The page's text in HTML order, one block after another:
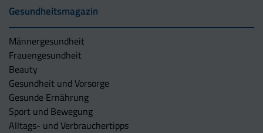
Gesundheitsmagazin
Männergesundheit
Frauengesundheit
Beauty
Gesundheit und Vorsorge
Gesunde Ernährung
Sport und Bewegung
Alltags- und Verbrauchertipps